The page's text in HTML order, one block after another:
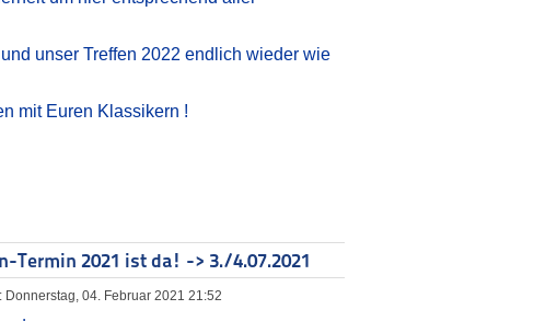
unser Treffen 2022 endlich wieder wie
mit Euren Klassikern !
Termin 2021 ist da! -> 3./4.07.2021
Donnerstag, 04. Februar 2021 21:52